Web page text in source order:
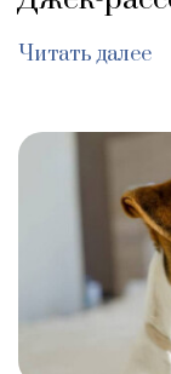
Читать далее